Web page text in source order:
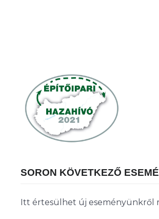
SORON KÖVETKEZŐ
Itt értesülhet új eseményünkről